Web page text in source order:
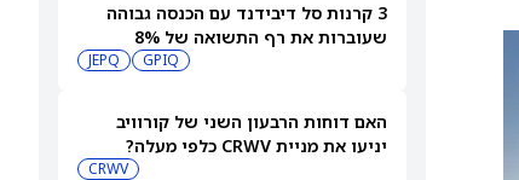
3 קרנות סל דיבידנד עם הכנסה גבוהה
שעוברות את רף התשואה של 8%
GPIQ
JEPQ
האם דוחות הרבעון השני של קורוויב
יניעו את מניית CRWV כלפי מעלה?
CRWV